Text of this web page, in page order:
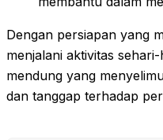
Dengan persiapan yang
menjalani aktivitas
mendung yang
dan tanggap terhadap